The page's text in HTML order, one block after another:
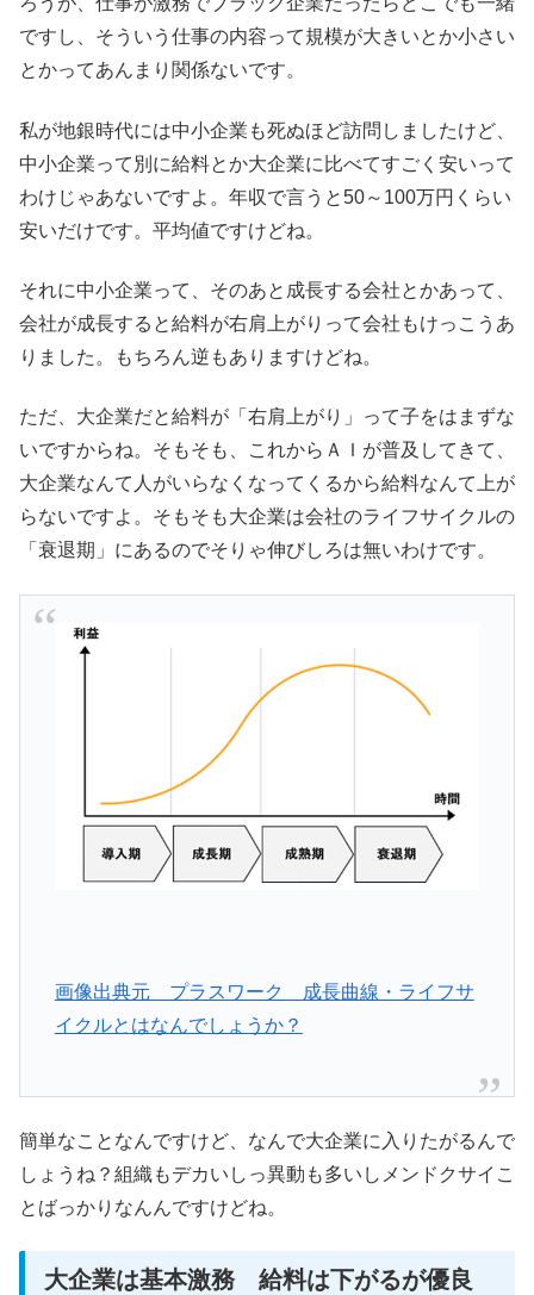
ですし、そういう仕事の内容って規模が大きいとか小さい
とかってあんまり関係ないです。
私が地銀時代には中小企業も死ぬほど訪問しましたけど、
中小企業って別に給料とか大企業に比べてすごく安いって
わけじゃあないですよ。年収で言うと50～100万円くらい
安いだけです。平均値ですけどね。
それに中小企業って、そのあと成長する会社とかあって、
会社が成長すると給料が右肩上がりって会社もけっこうあ
りました。もちろん逆もありますけどね。
ただ、大企業だと給料が「右肩上がり」って子をはまずな
いですからね。そもそも、これからＡＩが普及してきて、
大企業なんて人がいらなくなってくるから給料なんて上が
らないですよ。そもそも大企業は会社のライフサイクルの
「衰退期」にあるのでそりゃ伸びしろは無いわけです。
画像出典元 プラスワーク 成長曲線・ライフサ
イクルとはなんでしょうか？
簡単なことなんですけど、なんで大企業に入りたがるんで
しょうね？組織もデカいしっ異動も多いしメンドクサイこ
とばっかりなんんですけどね。
大企業は基本激務 給料は下がるが優良